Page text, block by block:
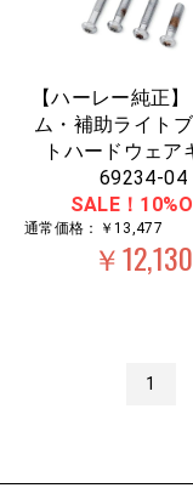
【ハーレー純正
ム・補助ライト
トハードウェア
69234-04
SALE！
通常価格：￥13,477
￥12,130
1